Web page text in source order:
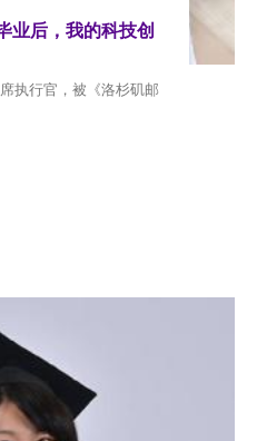
业后，我的科技创
执行官，被《洛杉矶邮